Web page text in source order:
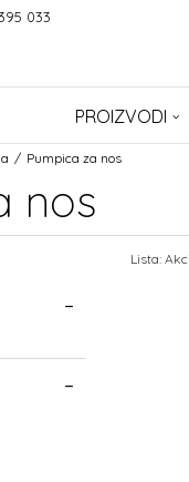
033
PROIZVODI
Pumpica za nos
nos
Lista: